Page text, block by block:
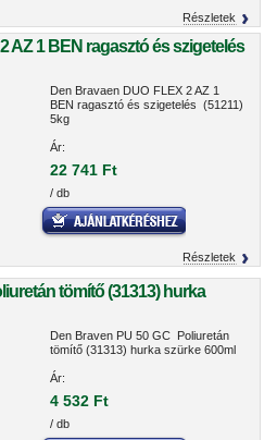
Részletek
AZ 1 BEN ragasztó és szigetelés
Den Bravaen DUO FLEX 2 AZ 1
BEN ragasztó és szigetelés (51211)
5kg
Ár:
22 741 Ft
/ db
Részletek
tömítő (31313) hurka
Den Braven PU 50 GC Poliuretán
tömítő (31313) hurka szürke 600ml
Ár:
4 532 Ft
/ db